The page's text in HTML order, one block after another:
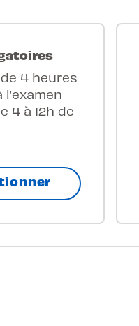
4 heures
4 à 12h de